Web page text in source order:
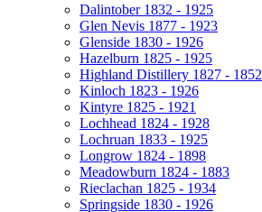
Dalintober 1832 - 1925
Glen Nevis 1877 - 1923
Glenside 1830 - 1926
Hazelburn 1825 - 1925
Highland Distillery 1827 - 1852
Kinloch 1823 - 1926
Kintyre 1825 - 1921
Lochhead 1824 - 1928
Lochruan 1833 - 1925
Longrow 1824 - 1898
Meadowburn 1824 - 1883
Rieclachan 1825 - 1934
Springside 1830 - 1926